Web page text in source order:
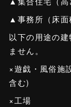
▲事務所（床面
以下の用途の
ません。
×遊戯・風俗施
含む)
×工場